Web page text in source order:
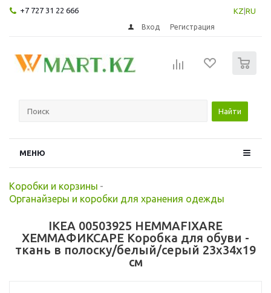
+7 727 31 22 666 KZ RU
Вход Регистрация
Найти
МЕНЮ
Коробки и корзины -
Органайзеры и коробки для хранения одежды
IKEA 00503925 HEMMAFIXARE
ХЕММАФИКСАРЕ Коробка для обуви -
ткань в полоску/белый/серый 23x34x19
см